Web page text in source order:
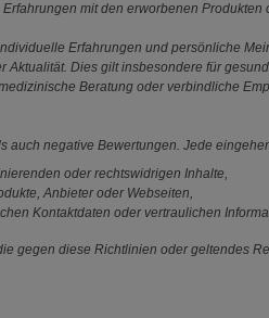
mit den erworbenen
Erfahrungen und persönliche
Aktualität. Dies gilt insbesondere für
Beratung oder verbindliche
auch negative Bewertungen. Jede
oder rechtswidrigen Inhalte,
Anbieter oder Webseiten,
Kontaktdaten oder vertraulichen
gegen diese Richtlinien oder geltendes